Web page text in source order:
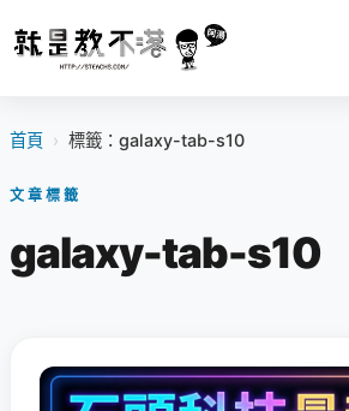
首頁 › 標籤：galaxy-tab-s10
文章標籤
galaxy-tab-s10